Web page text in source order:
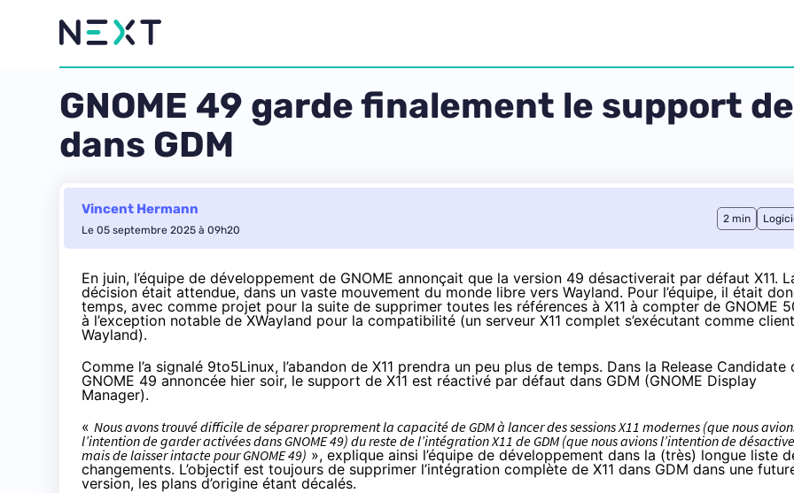
GNOME 49 garde finalement le support
dans GDM
Vincent Hermann
Le 05 septembre 2025 à 09h20
2 min
En juin, l’équipe de développement de GNOME annonçait que la version 49 désactiverait par défaut X11.
décision était attendue, dans un vaste mouvement du monde libre vers Wayland. Pour l’équipe, il était
temps, avec comme projet pour la suite de supprimer toutes les références à X11 à compter de GNOME
à l’exception notable de XWayland pour la compatibilité (un serveur X11 complet s’exécutant comme client
Wayland).
Comme l’a signalé 9to5Linux, l’abandon de X11 prendra un peu plus de temps. Dans la Release Candidate
GNOME 49 annoncée hier soir, le support de X11 est réactivé par défaut dans GDM (GNOME Display
Manager).
« Nous avons trouvé difficile de séparer proprement la capacité de GDM à lancer des sessions X11 modernes (que nous
l’intention de garder activées dans GNOME 49) du reste de l’intégration X11 de GDM (que nous avions l’intention de
mais de laisser intacte pour GNOME 49) », explique ainsi l’équipe de développement dans la (très) longue liste
changements. L’objectif est toujours de supprimer l’intégration complète de X11 dans GDM dans une
version, les plans d’origine étant décalés.